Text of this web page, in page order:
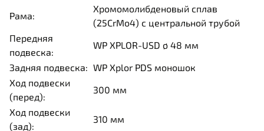
Рама:
Хромомолибденовый сплав
(25CrMo4) с центральной трубой
Передняя
подвеска:
WP XPLOR-USD ø 48 мм
Задняя подвеска: WP Xplor PDS моношок
Ход подвески
(перед):
300 мм
Ход подвески
(зад):
310 мм